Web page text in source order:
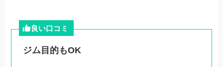
良い口コミ
ジム目的もOK